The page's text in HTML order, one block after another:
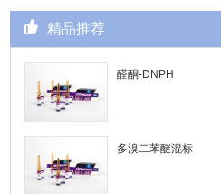
精品推荐
醛酮-DNPH
多溴二苯醚混标